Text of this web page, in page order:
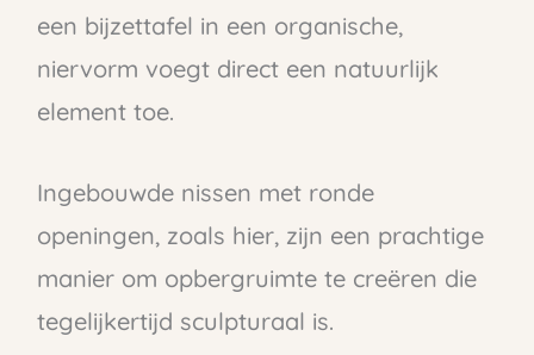
een bijzettafel in een organische,
niervorm voegt direct een natuurlijk
element toe.
Ingebouwde nissen met ronde
openingen, zoals hier, zijn een prachtige
manier om opbergruimte te creëren die
tegelijkertijd sculpturaal is.